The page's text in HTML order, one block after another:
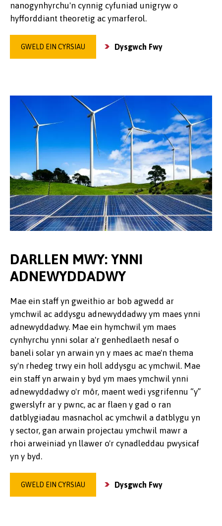
nanogynhyrchu'n cynnig cyfuniad unigryw o
hyfforddiant theoretig ac ymarferol.
GWELD EIN CYRSIAU Dysgwch Fwy
DARLLEN MWY: YNNI
ADNEWYDDADWY
Mae ein staff yn gweithio ar bob agwedd ar
ymchwil ac addysgu adnewyddadwy ym maes ynni
adnewyddadwy. Mae ein hymchwil ym maes
cynhyrchu ynni solar a'r genhedlaeth nesaf o
baneli solar yn arwain yn y maes ac mae'n thema
sy'n rhedeg trwy ein holl addysgu ac ymchwil. Mae
ein staff yn arwain y byd ym maes ymchwil ynni
adnewyddadwy o'r môr, maent wedi ysgrifennu “y”
gwerslyfr ar y pwnc, ac ar flaen y gad o ran
datblygiadau masnachol ac ymchwil a datblygu yn
y sector, gan arwain projectau ymchwil mawr a
rhoi arweiniad yn llawer o'r cynadleddau pwysicaf
yn y byd.
GWELD EIN CYRSIAU Dysgwch Fwy